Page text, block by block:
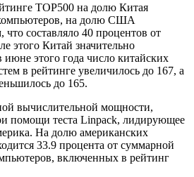
TOP500 на долю Китая
на долю США
что составляло 40 процентов от
этого Китай значительно
июне этого года число китайских
в рейтинге увеличилось до 167, а
до 165.
вычислительной мощности,
помощи теста Linpack, лидирующее
На долю американских
33.9 процента от суммарной
включенных в рейтинг